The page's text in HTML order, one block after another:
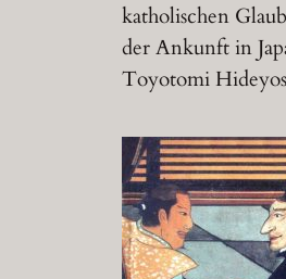
katholischen
der Ankunft in
Toyotomi